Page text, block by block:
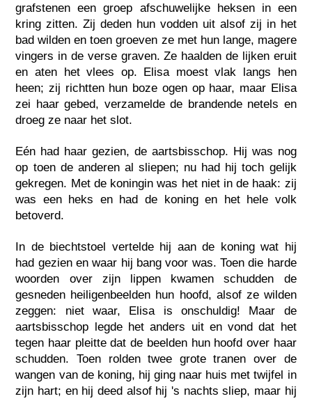
grafstenen een groep afschuwelijke heksen in een
kring zitten. Zij deden hun vodden uit alsof zij in het
bad wilden en toen groeven ze met hun lange, magere
vingers in de verse graven. Ze haalden de lijken eruit
en aten het vlees op. Elisa moest vlak langs hen
heen; zij richtten hun boze ogen op haar, maar Elisa
zei haar gebed, verzamelde de brandende netels en
droeg ze naar het slot.
Eén had haar gezien, de aartsbisschop. Hij was nog
op toen de anderen al sliepen; nu had hij toch gelijk
gekregen. Met de koningin was het niet in de haak: zij
was een heks en had de koning en het hele volk
betoverd.
In de biechtstoel vertelde hij aan de koning wat hij
had gezien en waar hij bang voor was. Toen die harde
woorden over zijn lippen kwamen schudden de
gesneden heiligenbeelden hun hoofd, alsof ze wilden
zeggen: niet waar, Elisa is onschuldig! Maar de
aartsbisschop legde het anders uit en vond dat het
tegen haar pleitte dat de beelden hun hoofd over haar
schudden. Toen rolden twee grote tranen over de
wangen van de koning, hij ging naar huis met twijfel in
zijn hart; en hij deed alsof hij 's nachts sliep, maar hij